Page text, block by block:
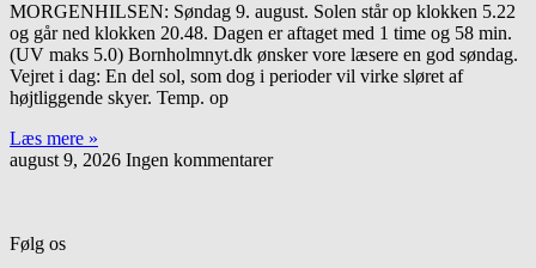
MORGENHILSEN: Søndag 9. august. Solen står op klokken 5.22
og går ned klokken 20.48. Dagen er aftaget med 1 time og 58 min.
(UV maks 5.0) Bornholmnyt.dk ønsker vore læsere en god søndag.
Vejret i dag: En del sol, som dog i perioder vil virke sløret af
højtliggende skyer. Temp. op
Læs mere »
august 9, 2026 Ingen kommentarer
Følg os